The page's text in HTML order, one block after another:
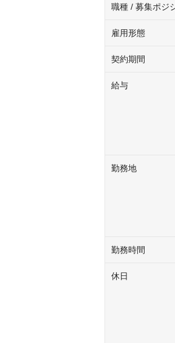
職種 / 募集ポジ
雇用形態
契約期間
給与
勤務地
勤務時間
休日